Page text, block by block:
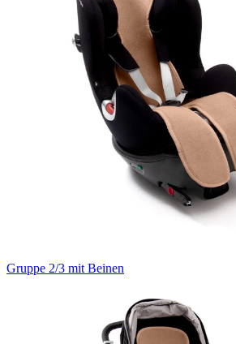
Gruppe 2/3 mit Beinen